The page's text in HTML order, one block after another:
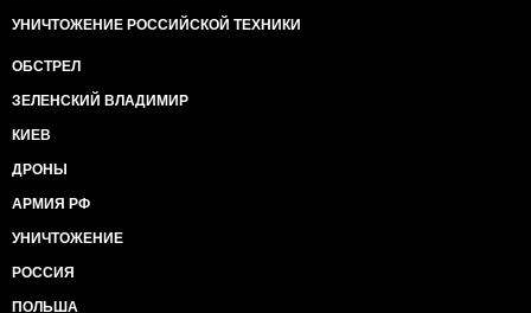
УНИЧТОЖЕНИЕ РОССИЙСКОЙ ТЕХНИКИ
ОБСТРЕЛ
ЗЕЛЕНСКИЙ ВЛАДИМИР
КИЕВ
ДРОНЫ
АРМИЯ РФ
УНИЧТОЖЕНИЕ
РОССИЯ
ПОЛЬША